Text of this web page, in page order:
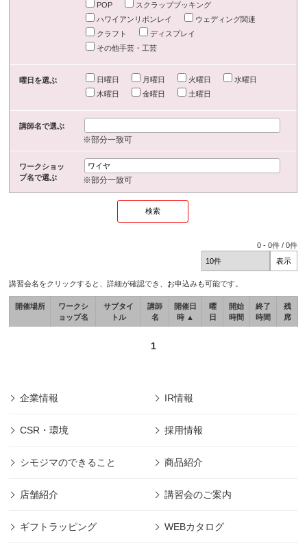
POP
スクラップブッキング
ハワイアンリボンレイ
ウェディング関連
クラフト
ディスプレイ
その他手芸・工芸
曜日を選ぶ 日曜日 月曜日 火曜日
水曜日
木曜日
金曜日 土曜日
講師名で選ぶ
※部分一致可
ワークショッ
プ名で選ぶ
※部分一致可
0 -0件 /0件
講習会名をクリックすると、詳細が確認でき、お申込みも可能です。
開催場所
ワークシ
ョップ名
サブタイ
トル
講師
名
開催日
時 ▲
曜
日
開始
時間
終了
時間
残
席
1
企業情報 IR情報
CSR・環境 採用情報
シモジマのできること 商品紹介
店舗紹介 講習会のご案内
ギフトラッピング WEBカタログ